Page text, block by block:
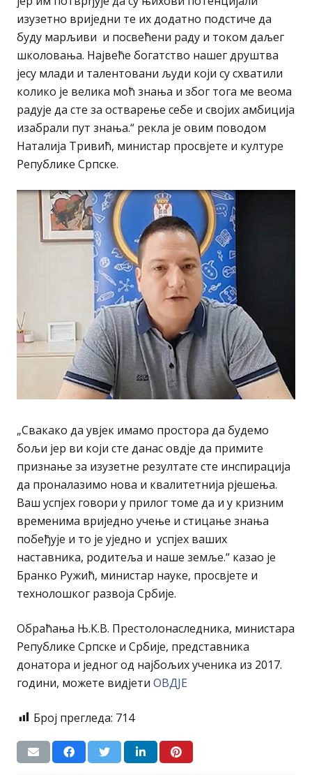
изузетно вриједни те их додатно подстиче да
буду марљиви и посвећени раду и током даљег
школовања. Највеће богатство нашег друштва
јесу млади и талентовани људи који су схватили
колико је велика моћ знања и због тога ме веома
радује да сте за остварење себе и својих амбиција
изабрали пут знања.“ рекла је овим поводом
Наталија Тривић, министар просвjете и културе
Републике Српске.
„Свакако да увјек имамо простора да будемо
бољи јер ви који сте данас овдје да примите
признање за изузетне резултате сте инспирација
да проналазимо нова и квалитетнија рjешења.
Ваш успјех говори у прилог томе да и у кризним
временима вриједно учење и стицање знања
побеђује и то је уједно и успјех ваших
наставника, родитеља и наше земље.“ казао је
Бранко Ружић, министар науке, просвјете и
технолошког развоја Србије.
Обраћања Њ.К.В. Престолонаследника, министара
Републике Српске и Србије, представника
донатора и једног од најбољих ученика из 2017.
години, можете видјети ОВДЈЕ
Број прегледа: 714